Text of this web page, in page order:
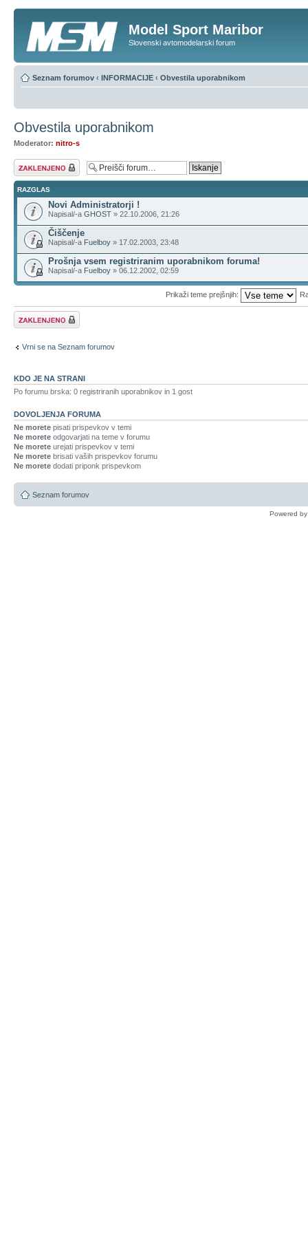
Model Sport Maribor
Slovenski avtomodelarski forum
Seznam forumov ‹ INFORMACIJE ‹ Obvestila uporabnikom
Obvestila uporabnikom
Moderator: nitro-s
Forum zaklenjen
RAZGLAS
Novi Administratorji !
Napisal/-a GHOST » 22.10.2006, 21:26
Čiščenje
Napisal/-a Fuelboy » 17.02.2003, 23:48
Prošnja vsem registriranim uporabnikom foruma!
Napisal/-a Fuelboy » 06.12.2002, 02:59
Prikaži teme prejšnjih:
Forum zaklenjen
Vrni se na Seznam forumov
KDO JE NA STRANI
Po forumu brska: 0 registriranih uporabnikov in 1 gost
DOVOLJENJA FORUMA
Ne morete pisati prispevkov v temi
Ne morete odgovarjati na teme v forumu
Ne morete urejati prispevkov v temi
Ne morete brisati vaših prispevkov forumu
Ne morete dodati priponk prispevkom
Seznam forumov
Powered